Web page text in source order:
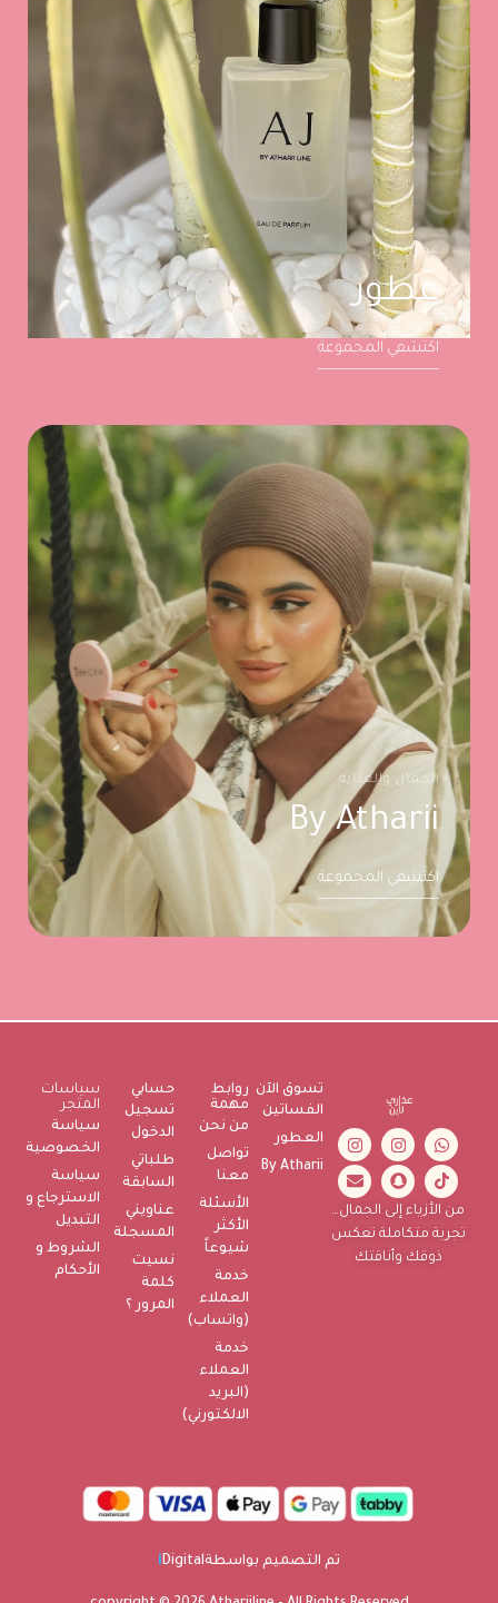
عذاري لاين
عطور
اكتشفي المجموعة
الجمال والعناية
By Atharii
اكتشفي المجموعة
من الأزياء إلى الجمال…
تجربة متكاملة تعكس
ذوقك وأناقتك
تسوق الآن
الفساتين
العطور
By Atharii
روابط
مهمة
من نحن
تواصل
معنا
الأسئلة
الأكثر
شيوعاً
خدمة
العملاء
(واتساب)
خدمة
العملاء
(البريد
الالكتورني)
حسابي
تسجيل
الدخول
طلباتي
السابقة
عناويني
المسجلة
نسيت
كلمة
المرور ؟
سياسات
المتجر
سياسة
الخصوصية
سياسة
الاسترجاع و
التبديل
الشروط و
الأحكام
تم التصميم بواسطة iDigital